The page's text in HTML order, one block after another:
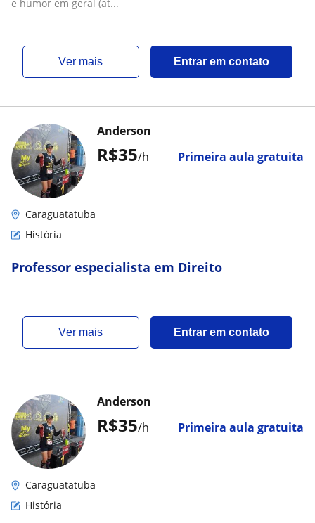
e humor em geral (at...
ver mais Entrar em contato
R$35/h Primeira aula gratuita
Anderson
Caraguatatuba
História
Professor especialista em Direito
ver mais Entrar em contato
R$35/h Primeira aula gratuita
Anderson
Caraguatatuba
História